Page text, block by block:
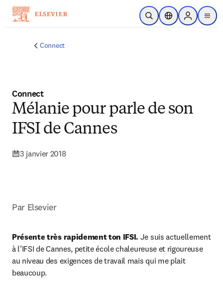
Passer au contenu principal
Ouvrir la recherche
Sélecteur de
Sign in to
menu
Connect
Connect
Mélanie pour parle de son
IFSI de Cannes
3 janvier 2018
Par Elsevier
Présente très rapidement ton IFSI. Je suis actuellement
à l’IFSI de Cannes, petite école chaleureuse et rigoureuse
au niveau des exigences de travail mais qui me plait
beaucoup.